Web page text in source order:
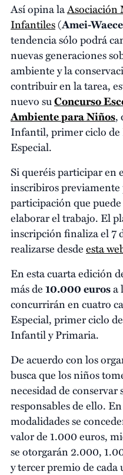
Así opina laAsociación
Infantiles(Amei-Waece
tendencia sólo podrá
nuevas generaciones
ambiente y la
contribuir en la tarea,
nuevo suConcurso
Ambiente para Niños,
Infantil, primer ciclo de
Especial.
Si queréis participar en
inscribiros
participación que
elaborar el trabajo. El
inscripción finaliza el 7
realizarse desdeesta
En esta cuarta edición
más de10.000 eurosa
concurrirán en cuatro
Especial, primer ciclo
Infantil y Primaria.
De acuerdo con los
busca que los niños
necesidad de conservar
responsables de ello.
modalidades se
valor de 1.000 euros,
se otorgarán 2.000,
y tercer premio de